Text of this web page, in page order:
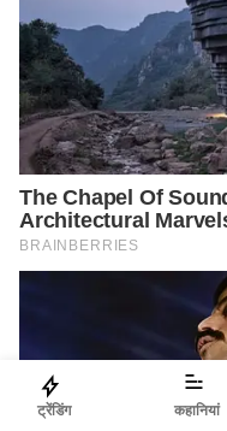
ट्रेंडिंग कहानियां